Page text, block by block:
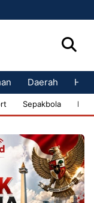
Daerah
Sepakbola